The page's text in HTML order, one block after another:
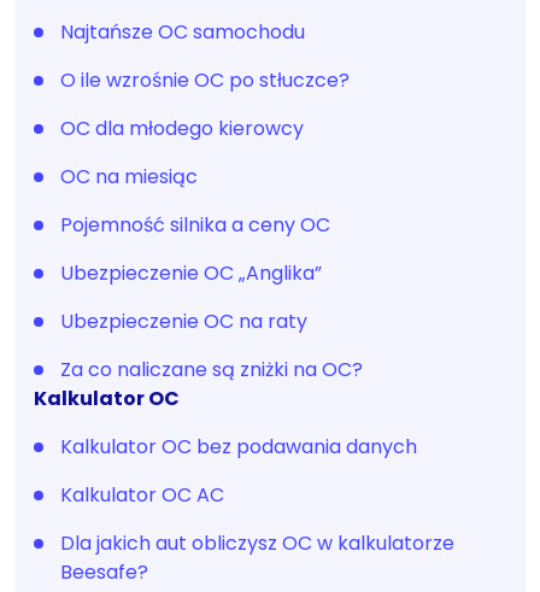
Najtańsze OC samochodu
O ile wzrośnie OC po stłuczce?
OC dla młodego kierowcy
OC na miesiąc
Pojemność silnika a ceny OC
Ubezpieczenie OC „Anglika”
Ubezpieczenie OC na raty
Za co naliczane są zniżki na OC?
Kalkulator OC
Kalkulator OC bez podawania danych
Kalkulator OC AC
Dla jakich aut obliczysz OC w kalkulatorze
Beesafe?